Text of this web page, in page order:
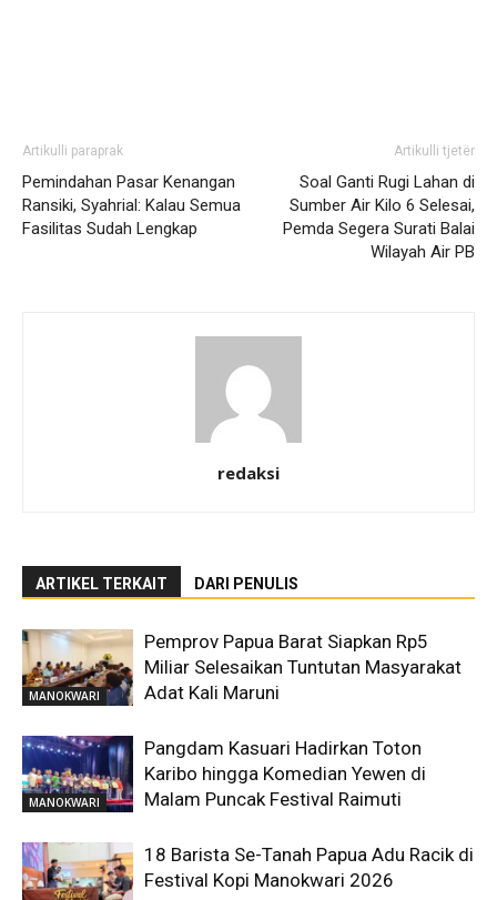
Artikulli paraprak
Pemindahan Pasar Kenangan
Ransiki, Syahrial: Kalau Semua
Fasilitas Sudah Lengkap
Artikulli tjetër
Soal Ganti Rugi Lahan di
Sumber Air Kilo 6 Selesai,
Pemda Segera Surati Balai
Wilayah Air PB
redaksi
ARTIKEL TERKAIT DARI PENULIS
MANOKWARI
Pemprov Papua Barat Siapkan Rp5
Miliar Selesaikan Tuntutan Masyarakat
Adat Kali Maruni
MANOKWARI
Pangdam Kasuari Hadirkan Toton
Karibo hingga Komedian Yewen di
Malam Puncak Festival Raimuti
18 Barista Se-Tanah Papua Adu Racik di
Festival Kopi Manokwari 2026